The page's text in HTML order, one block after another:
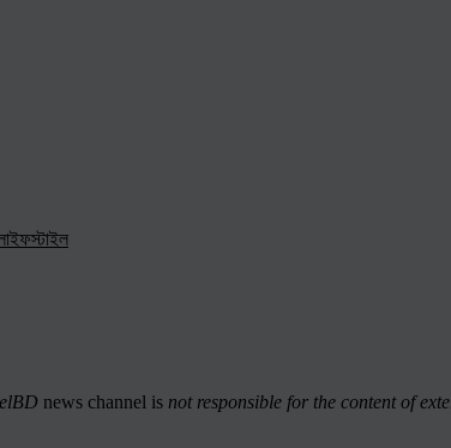
news channel is not responsible for the content of